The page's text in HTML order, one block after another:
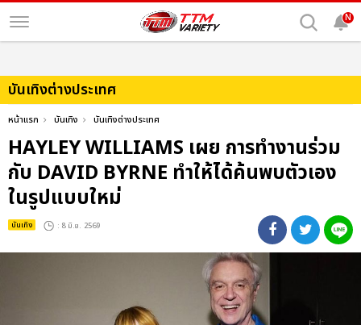
N
บันเทิงต่างประเทศ
หน้าแรก บันเทิง บันเทิงต่างประเทศ
HAYLEY WILLIAMS เผย การทำงานร่วม
กับ DAVID BYRNE ทำให้ได้ค้นพบตัวเอง
ในรูปแบบใหม่
บันเทิง : 8 มิ.ย. 2569